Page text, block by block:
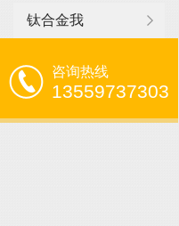
钛合金我
咨询热线
13559737303